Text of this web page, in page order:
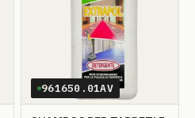
961650.01AV